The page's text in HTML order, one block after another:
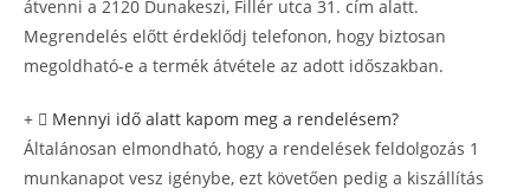
átvenni a 2120 Dunakeszi, Fillér utca 31. cím alatt.
Megrendelés előtt érdeklődj telefonon, hogy biztosan
megoldható-e a termék átvétele az adott időszakban.
Mennyi idő alatt kapom meg a rendelésem?
Általánosan elmondható, hogy a rendelések feldolgozás 1
munkanapot vesz igénybe, ezt követően pedig a kiszállítás